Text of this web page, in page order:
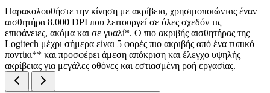
Παρακολουθήστε την κίνηση με ακρίβεια, χρησιμοποιώντας έναν
αισθητήρα 8.000 DPI που λειτουργεί σε όλες σχεδόν τις
επιφάνειες, ακόμα και σε γυαλί*. Ο πιο ακριβής αισθητήρας της
Logitech μέχρι σήμερα είναι 5 φορές πιο ακριβής από ένα τυπικό
ποντίκι** και προσφέρει άμεση απόκριση και έλεγχο υψηλής
ακρίβειας για μεγάλες οθόνες και εστιασμένη ροή εργασίας.